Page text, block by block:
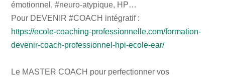
émotionnel, #neuro-atypique, HP…
Pour DEVENIR #COACH intégratif :
https://ecole-coaching-professionnelle.com/formation-
devenir-coach-professionnel-hpi-ecole-ear/
Le MASTER COACH pour perfectionner vos